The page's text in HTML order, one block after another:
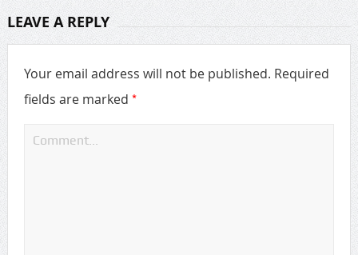
LEAVE A REPLY
Your email address will not be published. Required
fields are marked *